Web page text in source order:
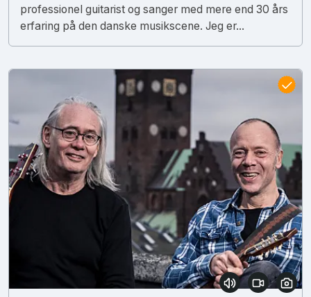
professionel guitarist og sanger med mere end 30 års
erfaring på den danske musikscene. Jeg er...